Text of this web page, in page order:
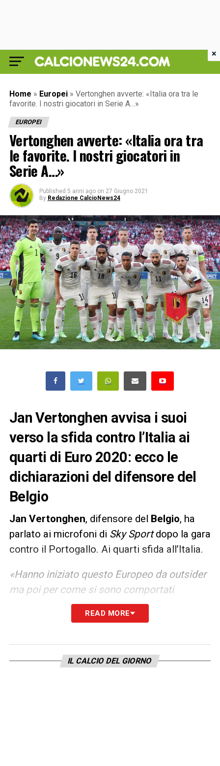
Home » Europei » Vertonghen avverte: «Italia ora tra le
favorite. I nostri giocatori in Serie A…»
EUROPEI
Vertonghen avverte: «Italia ora tra
le favorite. I nostri giocatori in
Serie A…»
Published 5 anni ago on 27 Giugno 2021
By Redazione CalcioNews24
Jan Vertonghen avvisa i suoi
verso la sfida contro l’Italia ai
quarti di Euro 2020: ecco le
dichiarazioni del difensore del
Belgio
Jan Vertonghen, difensore del Belgio, ha
parlato ai microfoni di Sky Sportdopo la gara
contro il Portogallo. Ai quarti sfida all’Italia.
«Hanno iniziato questo Europeo da outsider
ma poi per come si sono comportati
all’interno del torneo sono di certo una delle
favorite. Tanti calciatori del Belgio in Serie
READ MORE
IL CALCIO DEL GIORNO
×